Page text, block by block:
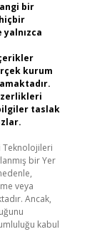
bir
yalnızca
kurum
taslak
Teknolojileri
bir Yer
veya
Ancak,
kabul